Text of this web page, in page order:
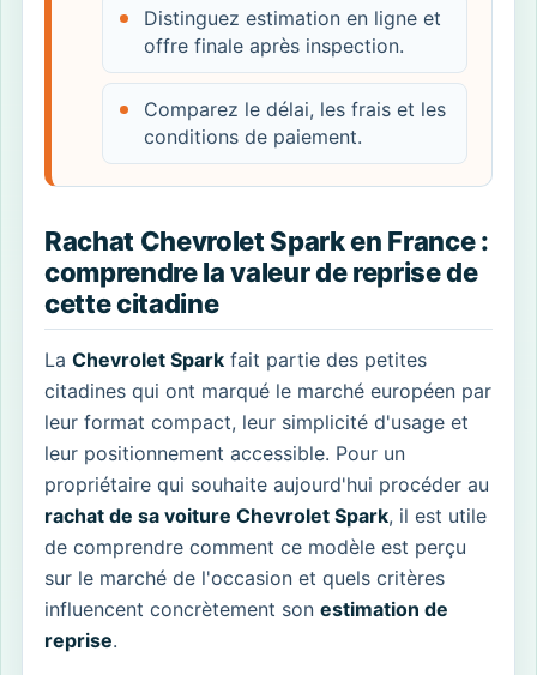
Distinguez estimation en ligne et
offre finale après inspection.
Comparez le délai, les frais et les
conditions de paiement.
Rachat Chevrolet Spark en France :
comprendre la valeur de reprise de
cette citadine
La Chevrolet Spark fait partie des petites
citadines qui ont marqué le marché européen par
leur format compact, leur simplicité d'usage et
leur positionnement accessible. Pour un
propriétaire qui souhaite aujourd'hui procéder au
rachat de sa voiture Chevrolet Spark, il est utile
de comprendre comment ce modèle est perçu
sur le marché de l'occasion et quels critères
influencent concrètement son estimation de
reprise.